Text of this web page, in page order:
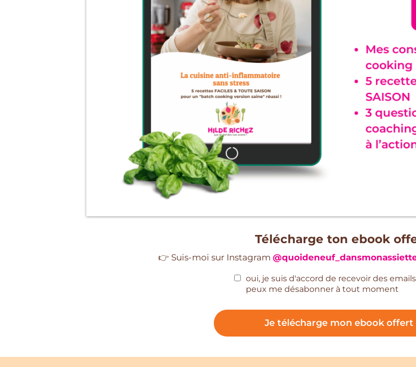
Télécharge ton ebook
👉 Suis-moi sur Instagram
oui, je suis d'accord de recevoir des
peux me désabonner à tout moment
Je télécharge mon ebook offert